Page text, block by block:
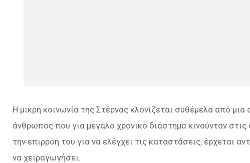
Η μικρή κοινωνία της Στέρνας κλονίζεται συθέμελα από
άνθρωπος που για μεγάλο χρονικό διάστημα κινούνταν
την επιρροή του για να ελέγχει τις καταστάσεις, έρχεται
να χειραγωγήσει.